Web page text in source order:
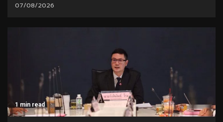
07/08/2026
1 min read